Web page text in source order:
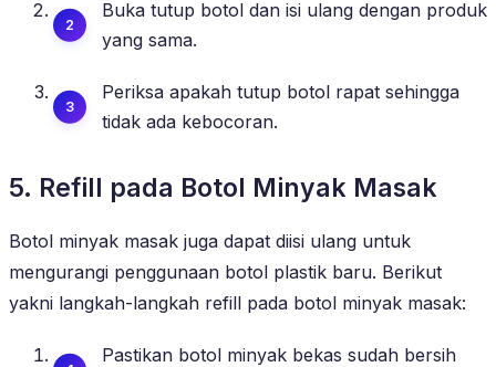
Buka tutup botol dan isi ulang dengan produk
yang sama.
Periksa apakah tutup botol rapat sehingga
tidak ada kebocoran.
5. Refill pada Botol Minyak Masak
Botol minyak masak juga dapat diisi ulang untuk
mengurangi penggunaan botol plastik baru. Berikut
yakni langkah-langkah refill pada botol minyak masak:
Pastikan botol minyak bekas sudah bersih